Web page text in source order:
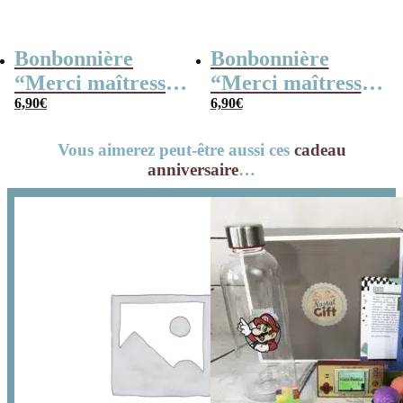
Bonbonnière
“Merci maîtresse”
– 15 cœurs
Collection arc-en-
6,90€
Bonbonnière
“Merci maîtresse”
– 15 cœurs
Collection florale
6,90€
Vous aimerez peut-être aussi ces cadeau
anniversaire…